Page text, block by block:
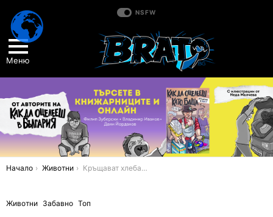
NSFW
Меню
You are here:
Начало Животни Кръщават хлебарка на любимата ти за Свети Валентин
Животни Забавно Топ